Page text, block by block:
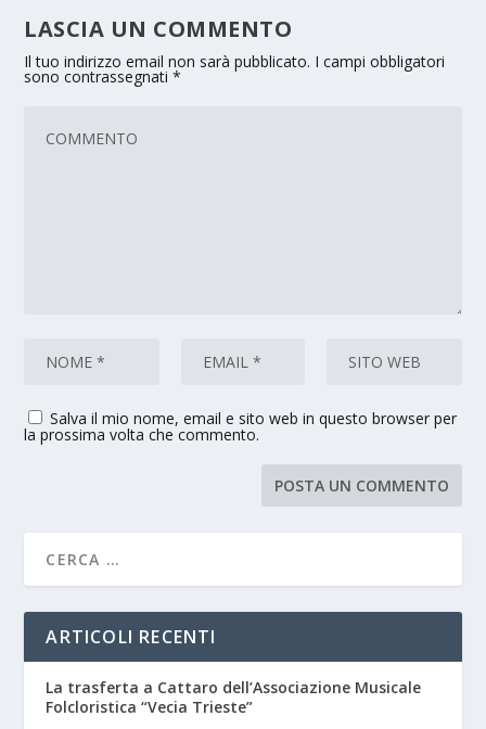
LASCIA UN COMMENTO
Il tuo indirizzo email non sarà pubblicato. I campi obbligatori
sono contrassegnati*
Salva il mio nome, email e sito web in questo browser per
la prossima volta che commento.
ARTICOLI RECENTI
La trasferta a Cattaro dell’Associazione Musicale
Folcloristica “Vecia Trieste”